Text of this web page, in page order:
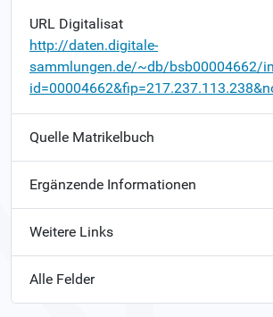
URL Digitalisat
http://daten.digitale-
sammlungen.de/~db/bsb00004662/
Quelle Matrikelbuch
Ergänzende Informationen
Weitere Links
Alle Felder